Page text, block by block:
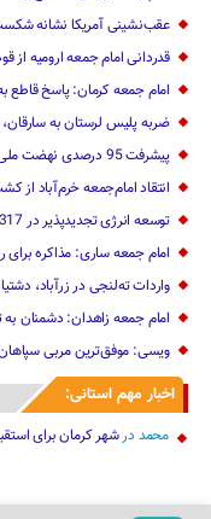
قدردانی امام جمعه ارومیه از
امام جمعه کرمان: پاسخ قاطع
ضربه پلیس لرستان به سارقان،
پیشرفت 95 درصدی نهضت ملی مسکن در استان سمنان
انتقاد امام‌جمعه خرم‌آباد
توسعه انرژی تجدیدپذیر در 317 مدرسه اردبیل
امام جمعه ساری: مذاکره برای
واردات ته‌لنجی در زرآباد،
امام جمعه زاهدان: دشمنان
ویسی: موفق‌ترین مربی
اخبار مهم استانی:
محمددرشهر کرمان برای